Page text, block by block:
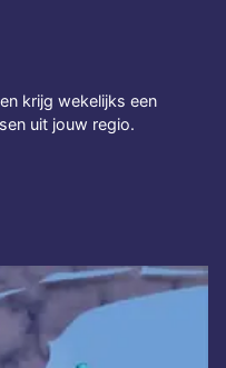
krijg wekelijks een
uit jouw regio.